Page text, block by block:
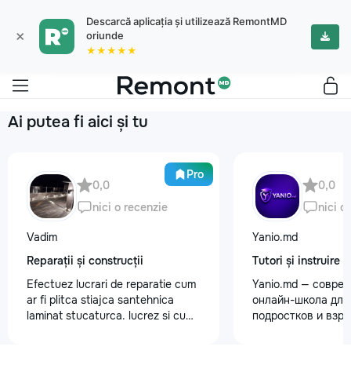
×
Descarcă aplicația și utilizează RemontMD
oriunde
★★★★★
Ai putea fi aici și tu
Pro
0,0
nici o recenzie
Vadim
Reparații și construcții
Efectuez lucrari de reparatie cum
ar fi plitca stiajca santehnica
laminat stucaturca. lucrez si cu
0,0
nici o
Yanio.md
Tutori și instruire
Yanio.md —
онлайн-школа для
подростков и